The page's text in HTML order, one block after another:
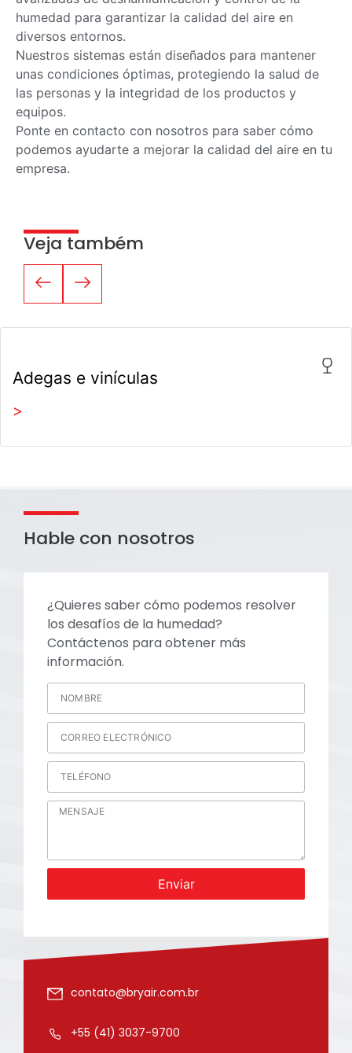
humedad para garantizar la calidad del aire en
diversos entornos.
Nuestros sistemas están diseñados para mantener
unas condiciones óptimas, protegiendo la salud de
las personas y la integridad de los productos y
equipos.
Ponte en contacto con nosotros para saber cómo
podemos ayudarte a mejorar la calidad del aire en tu
empresa.
Veja também
Adegas e vinículas
>
¿Quieres saber cómo podemos resolver
los desafíos de la humedad?
Contáctenos para obtener más
información.
Enviar
contato@bryair.com.br
+55 (41) 3037-9700
Hable con nosotros